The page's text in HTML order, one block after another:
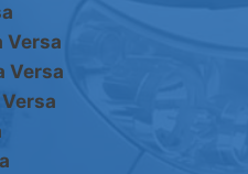
Versa
Versa